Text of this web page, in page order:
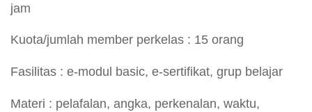
jam
Kuota/jumlah member perkelas : 15 orang
Fasilitas : e-modul basic, e-sertifikat, grup belajar
Materi : pelafalan, angka, perkenalan, waktu,